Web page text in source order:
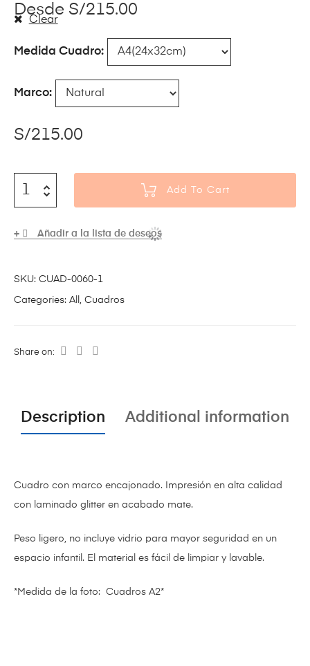
Desde S/215.00
Medida Cuadro
Marco
Clear
S/215.00
Add To Cart
Añadir a la lista de deseos
SKU: CUAD-0060-1
Categories: All Cuadros
Share on:
Description Additional information
Cuadro con marco encajonado. Impresión en alta calidad
con laminado glitter en acabado mate.
Peso ligero, no incluye vidrio para mayor seguridad en un
espacio infantil. El material es fácil de limpiar y lavable.
*Medida de la foto: Cuadros A2*